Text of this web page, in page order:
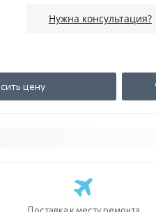
Нужна консультация?
цену